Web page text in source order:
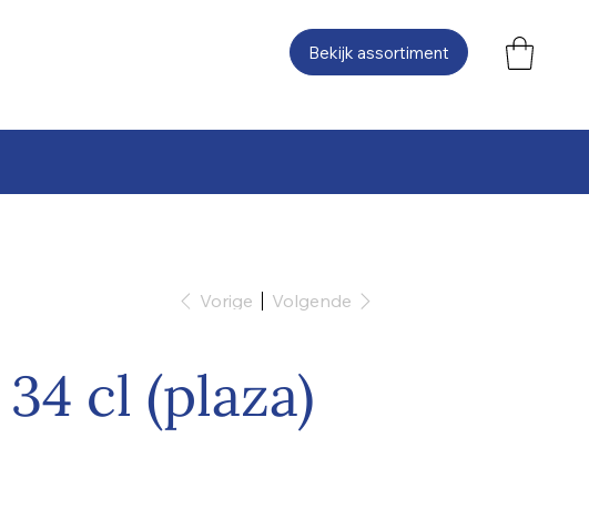
Bekijk assortiment
Vorige Volgende
cl (plaza)